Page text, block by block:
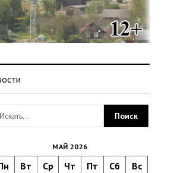
МАЙ 2026
Вт Ср Чт Пт Сб Вс